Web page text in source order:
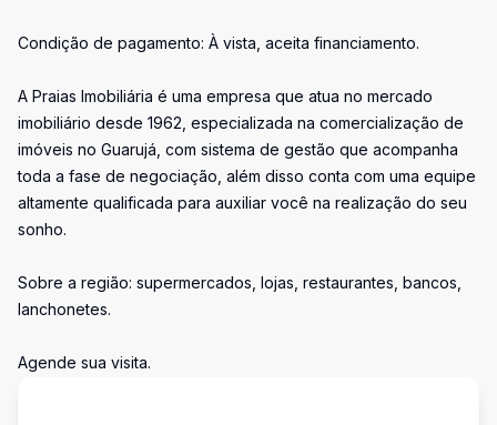
Condição de pagamento: À vista, aceita financiamento.
A Praias Imobiliária é uma empresa que atua no mercado
imobiliário desde 1962, especializada na comercialização de
imóveis no Guarujá, com sistema de gestão que acompanha
toda a fase de negociação, além disso conta com uma equipe
altamente qualificada para auxiliar você na realização do seu
sonho.
Sobre a região: supermercados, lojas, restaurantes, bancos,
lanchonetes.
Agende sua visita.